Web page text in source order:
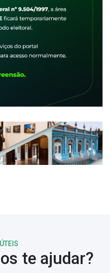
te ajudar?